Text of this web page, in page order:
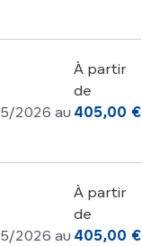
2026 au
À partir
de
405,00 €
2026 au
À partir
de
405,00 €